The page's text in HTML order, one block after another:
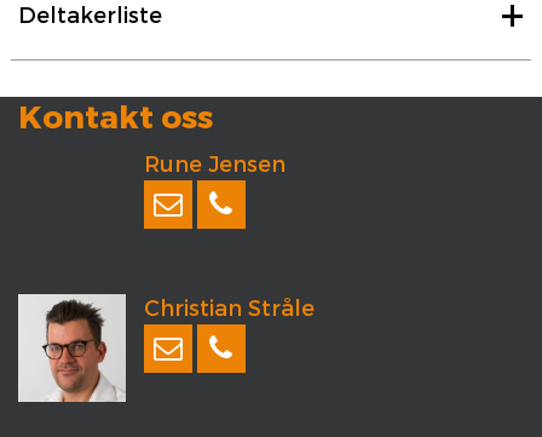
Deltakerliste
Kontakt oss
Rune Jensen
Christian Stråle